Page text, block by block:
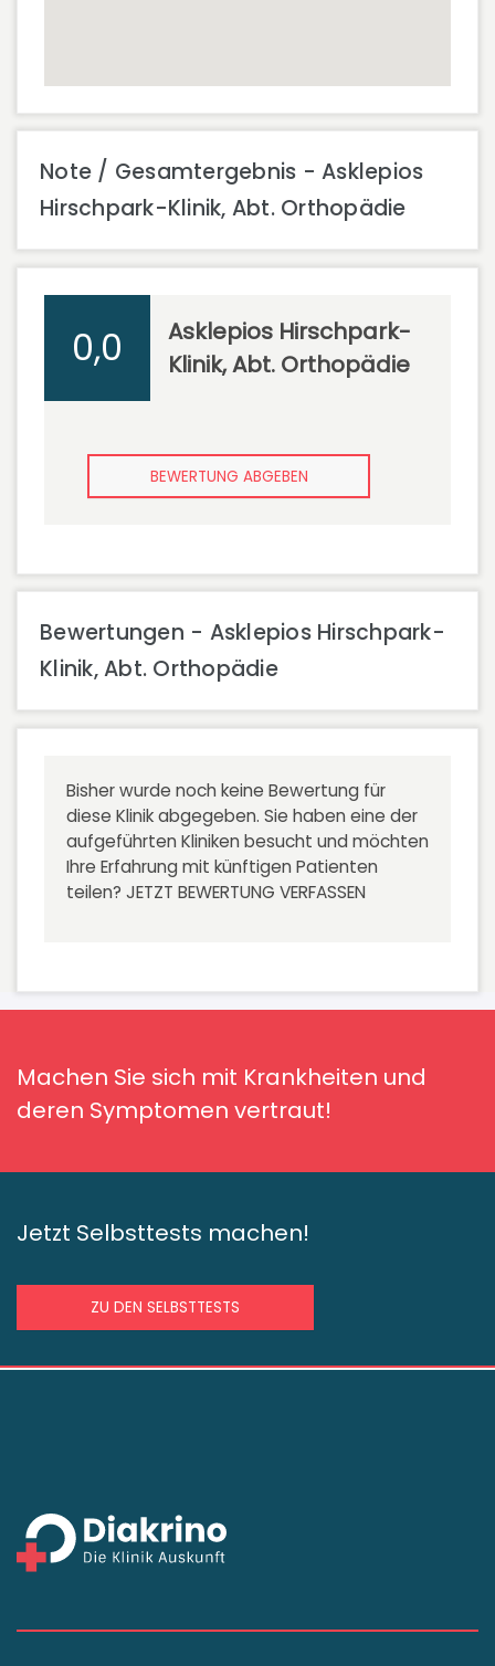
Note / Gesamtergebnis - Asklepios
Hirschpark-Klinik, Abt. Orthopädie
0,0
Asklepios Hirschpark-
Klinik, Abt. Orthopädie
BEWERTUNG ABGEBEN
Bewertungen - Asklepios Hirschpark-
Klinik, Abt. Orthopädie
Bisher wurde noch keine Bewertung für
diese Klinik abgegeben. Sie haben eine der
aufgeführten Kliniken besucht und möchten
Ihre Erfahrung mit künftigen Patienten
teilen? JETZT BEWERTUNG VERFASSEN
Machen Sie sich mit Krankheiten und
deren Symptomen vertraut!
Jetzt Selbsttests machen!
ZU DEN SELBSTTESTS